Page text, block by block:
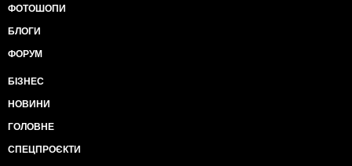
ФОТОШОПИ
БЛОГИ
ФОРУМ
БІЗНЕС
НОВИНИ
ГОЛОВНЕ
СПЕЦПРОЄКТИ